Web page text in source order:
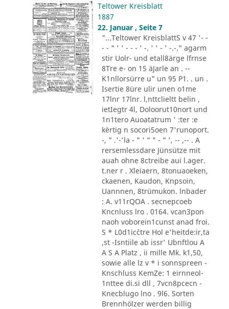
Teltower Kreisblatt
1887
22. Januar , Seite 7
"...Teltower KreisblattS v 47 '- -
- - " ' ' - - - ' -. ' ' - ' -.-." agarm
stir Uolr- und etall8ärge lfrnse
8Tre e- on 15 äJarle an . --
K1nllorsürre u" un 95 P1. . un .
Isertie 8üre ulir unen o1me
17lnr 17lnr. l,nttclieltt belin ,
ietIegtr 4l, Doloorut10nort und
1n1tero Auoatatrum ' :ter :e
kèrtig n socori5oen 7'runoport.
-, " .'-'la - " ' " " - " ', -- ,-- . A
rersemlessdare Jünsütze mit
auah ohne 8ctreibe aui l.ager.
t.ner r . Xleiaern, 8tonuaoeken,
ckaenen, Kaudon, Knpsoin,
Uannnen, 8trümukon. lnbader
: A. v11rQOA . secnepcoeb
Kncnluss lro . 0164. vcan3pon
naoh voborein1cunst anad froi.
S * L0d1ic´ctre Hol e'heitde:ir,ta
,st -Isntiile ab issr' Ubnftlou A
A S A Platz , ii mille Mk. k1,50,
sowie alle lz v * i sonnspreen -
Knschluss KemZe: 1 eirnneol-
1nttee di.si dll , 7vcn8pcecn -
Knecblugo lno . 9l6. Sorten
Brennhölzer werden billig